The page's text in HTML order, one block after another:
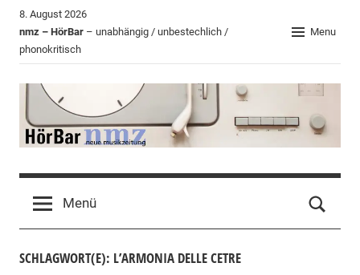
Zum
Inhalt
springen
8. August 2026
nmz – HörBar – unabhängig / unbestechlich /
phonokritisch
Menu
HörBar
der
nmz
Menü
SCHLAGWORT(E): L’ARMONIA DELLE CETRE